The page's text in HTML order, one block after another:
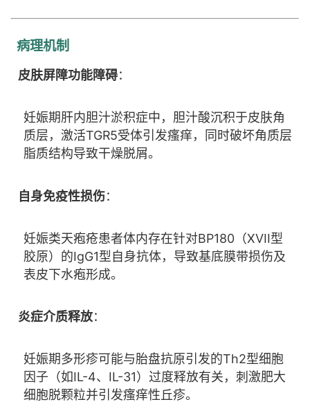
病理机制
皮肤屏障功能障碍：
妊娠期肝内胆汁淤积症中，胆汁酸沉积于皮肤角
质层，激活TGR5受体引发瘙痒，同时破坏角质层
脂质结构导致干燥脱屑。
自身免疫性损伤：
妊娠类天疱疮患者体内存在针对BP180（XVII型
胶原）的IgG1型自身抗体，导致基底膜带损伤及
表皮下水疱形成。
炎症介质释放：
妊娠期多形疹可能与胎盘抗原引发的Th2型细胞
因子（如IL-4、IL-31）过度释放有关，刺激肥大
细胞脱颗粒并引发瘙痒性丘疹。